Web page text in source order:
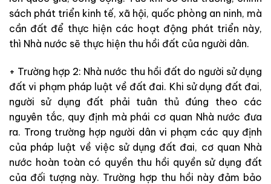
sách phát triển kinh tế, xã hội, quốc phòng an ninh, mà
cần đất để thực hiện các hoạt động phát triển này,
thì Nhà nước sẽ thực hiện thu hồi đất của người dân.
+ Trường hợp 2: Nhà nước thu hồi đất do người sử dụng
đất vi phạm pháp luật về đất đai. Khi sử dụng đất đai,
người sử dụng đất phải tuân thủ đúng theo các
nguyên tắc, quy định mà phái cơ quan Nhà nước đưa
ra. Trong trường hợp người dân vi phạm các quy định
của pháp luật về việc sử dụng đất đai, cơ quan Nhà
nước hoàn toàn có quyền thu hồi quyền sử dụng đất
của đối tượng này. Trường hợp thu hồi này đảm bảo